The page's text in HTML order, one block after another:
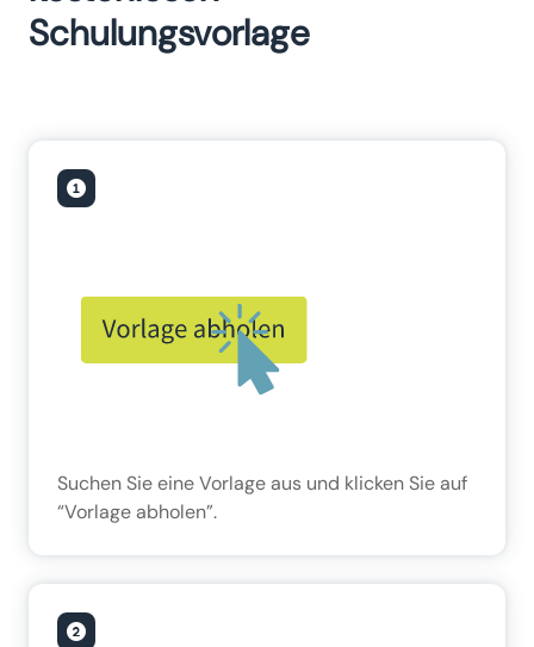
Schulungsvorlage
Suchen Sie eine Vorlage aus und klicken Sie auf
“Vorlage abholen”.